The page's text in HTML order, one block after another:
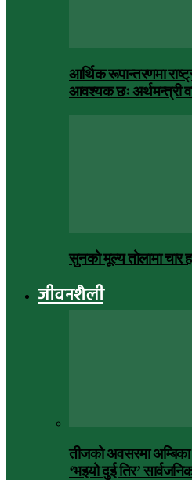
आर्थिक रूपान्तरणमा
आवश्यक छः अर्थमन्त्री
सुनको मूल्य तोलामा चार
जीवनशैली
तीजको अवसरमा
‘भइयो दुई तिर’